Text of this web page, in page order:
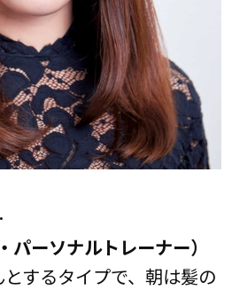
ーソナルトレーナー）
するタイプで、朝は髪の